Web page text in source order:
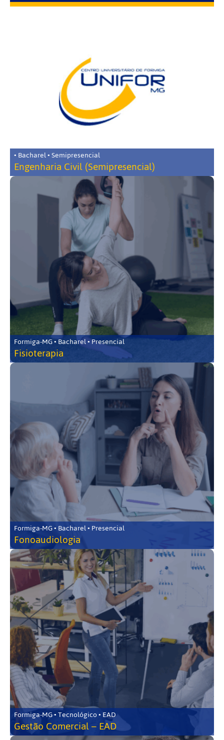
• Bacharel • Semipresencial
Engenharia Civil (Semipresencial)
Formiga-MG • Bacharel • Presencial
Fisioterapia
Formiga-MG • Bacharel • Presencial
Fonoaudiologia
Formiga-MG • Tecnológico • EAD
Gestão Comercial – EAD